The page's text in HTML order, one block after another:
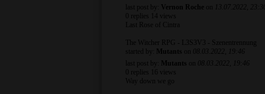
last post by: Vernon Roche on
13.07.2022, 23:30
replies
14 views
Last Rose of Cintra
The Witcher RPG - L3S3V3 - Szenentrennung
started by:
Mutants on
08.03.2022, 19:46
last post by:
Mutants on
08.03.2022, 19:46
replies
16 views
Way down we go